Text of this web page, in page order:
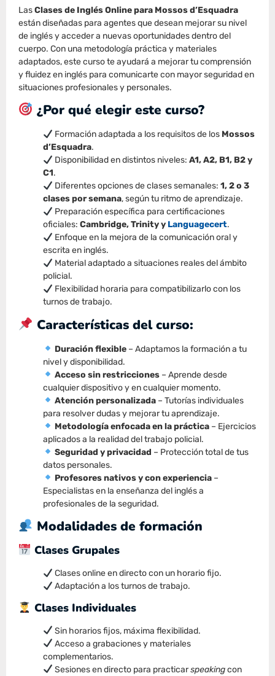
LasClases de Inglés Online para Mossos d’Esquadra
están diseñadas para agentes que desean mejorar su nivel
de inglés y acceder a nuevas oportunidades dentro del
cuerpo. Con una metodología práctica y materiales
adaptados, este curso te ayudará a mejorar tu comprensión
y fluidez en inglés para comunicarte con mayor seguridad en
situaciones profesionales y personales.
¿Por qué elegir este curso?
Formación adaptada a los requisitos de los Mossos
d’Esquadra.
Disponibilidad en distintos niveles: A1, A2, B1, B2 y
C1.
Diferentes opciones de clases semanales: 1, 2 o 3
clases por semana, según tu ritmo de aprendizaje.
Preparación específica para certificaciones
oficiales: Cambridge, Trinity y Languagecert.
Enfoque en la mejora de la comunicación oral y
escrita en inglés.
Material adaptado a situaciones reales del ámbito
policial.
Flexibilidad horaria para compatibilizarlo con los
turnos de trabajo.
Características del curso:
Duración flexible– Adaptamos la formación a tu
nivel y disponibilidad.
Acceso sin restricciones– Aprende desde
cualquier dispositivo y en cualquier momento.
Atención personalizada– Tutorías individuales
para resolver dudas y mejorar tu aprendizaje.
Metodología enfocada en la práctica– Ejercicios
aplicados a la realidad del trabajo policial.
Seguridad y privacidad – Protección total de tus
datos personales.
Profesores nativos y con experiencia–
Especialistas en la enseñanza del inglés a
profesionales de la seguridad.
Modalidades de formación
Clases Grupales
Clases online en directo con un horario fijo.
Adaptación a los turnos de trabajo.
Clases Individuales
Sin horarios fijos, máxima flexibilidad.
Acceso a grabaciones y materiales
complementarios.
Sesiones en directo para practicarspeakingcon